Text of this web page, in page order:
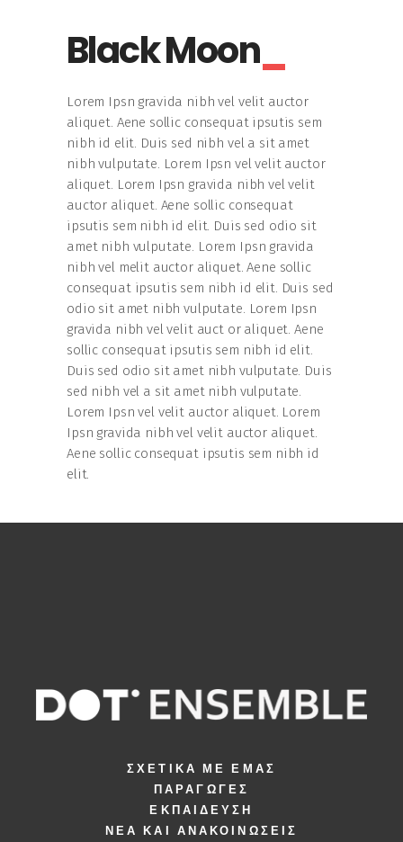
Black Moon
Lorem Ipsn gravida nibh vel velit auctor
aliquet. Aene sollic consequat ipsutis sem
nibh id elit. Duis sed nibh vel a sit amet
nibh vulputate. Lorem Ipsn vel velit auctor
aliquet. Lorem Ipsn gravida nibh vel velit
auctor aliquet. Aene sollic consequat
ipsutis sem nibh id elit. Duis sed odio sit
amet nibh vulputate. Lorem Ipsn gravida
nibh vel melit auctor aliquet. Aene sollic
consequat ipsutis sem nibh id elit. Duis sed
odio sit amet nibh vulputate. Lorem Ipsn
gravida nibh vel velit auct or aliquet. Aene
sollic consequat ipsutis sem nibh id elit.
Duis sed odio sit amet nibh vulputate. Duis
sed nibh vel a sit amet nibh vulputate.
Lorem Ipsn vel velit auctor aliquet. Lorem
Ipsn gravida nibh vel velit auctor aliquet.
Aene sollic consequat ipsutis sem nibh id
elit.
ΣΧΕΤΙΚΆ ΜΕ ΕΜΆΣ
ΠΑΡΑΓΩΓΈΣ
ΕΚΠΑΊΔΕΥΣΗ
ΝΈΑ ΚΑΙ ΑΝΑΚΟΙΝΏΣΕΙΣ